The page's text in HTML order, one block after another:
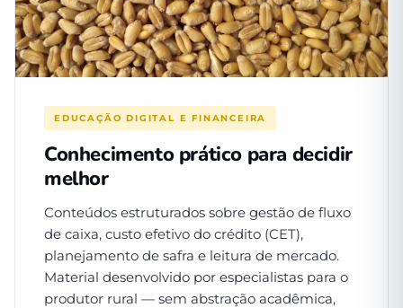
EDUCAÇÃO DIGITAL E FINANCEIRA
Conhecimento prático para decidir
melhor
Conteúdos estruturados sobre gestão de fluxo
de caixa, custo efetivo do crédito (CET),
planejamento de safra e leitura de mercado.
Material desenvolvido por especialistas para o
produtor rural — sem abstração acadêmica,